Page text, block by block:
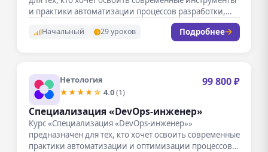
и практики автоматизации процессов разработки,…
Начальный 29 уроков Подробнее
Нетология
★★★★☆ 4.0(1)
99 800 ₽
Специализация «DevOps-инженер»
Курс «Специализация «DevOps-инженер»»
предназначен для тех, кто хочет освоить современные
практики автоматизации и оптимизации процессов